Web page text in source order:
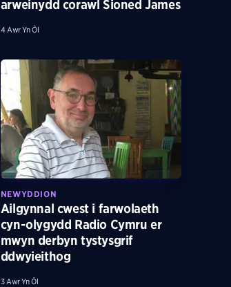
arweinydd corawl Sioned James
4 Awr Yn Ôl
NEWYDDION
Ailgynnal cwest i farwolaeth
cyn-olygydd Radio Cymru er
mwyn derbyn tystysgrif
ddwyieithog
3 Awr Yn Ôl